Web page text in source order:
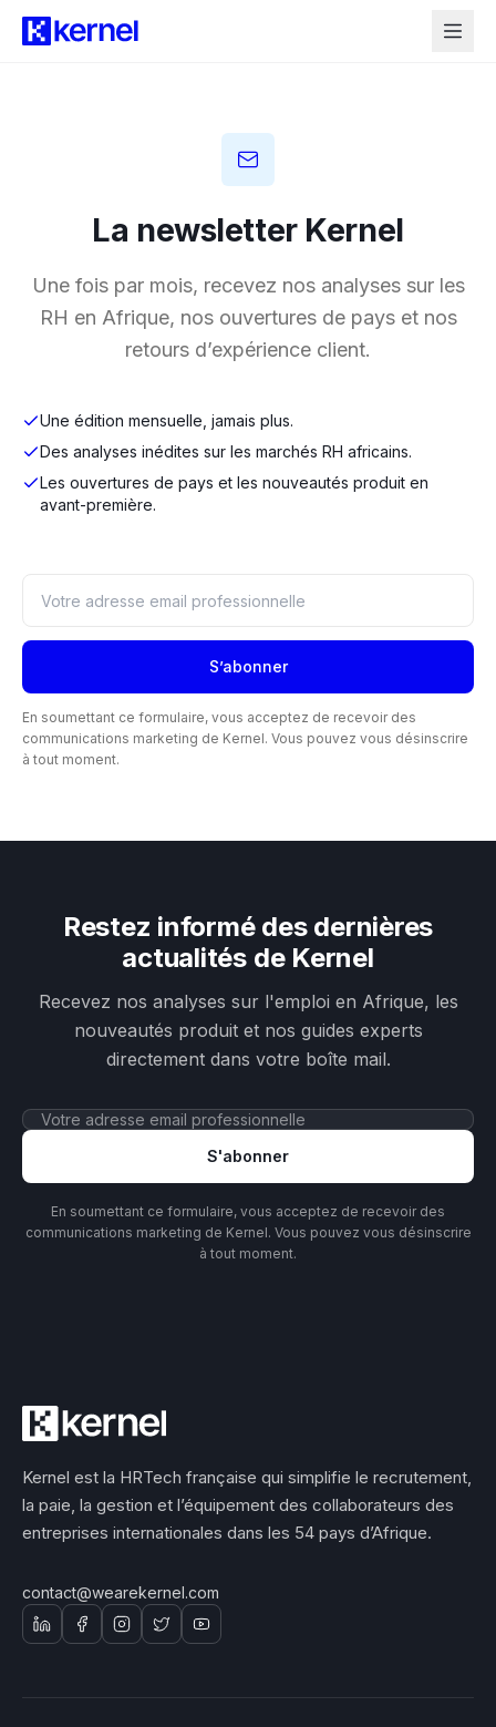
La newsletter Kernel
Une fois par mois, recevez nos analyses sur les
RH en Afrique, nos ouvertures de pays et nos
retours d’expérience client.
Une édition mensuelle, jamais plus.
Des analyses inédites sur les marchés RH africains.
Les ouvertures de pays et les nouveautés produit en
avant-première.
S’abonner
En soumettant ce formulaire, vous acceptez de recevoir des
communications marketing de Kernel. Vous pouvez vous désinscrire
à tout moment.
Restez informé des dernières
actualités de Kernel
Recevez nos analyses sur l'emploi en Afrique, les
nouveautés produit et nos guides experts
directement dans votre boîte mail.
S'abonner
En soumettant ce formulaire, vous acceptez de recevoir des
communications marketing de Kernel. Vous pouvez vous désinscrire
à tout moment.
Kernel est la HRTech française qui simplifie le recrutement,
la paie, la gestion et l’équipement des collaborateurs des
entreprises internationales dans les 54 pays d’Afrique.
contact@wearekernel.com